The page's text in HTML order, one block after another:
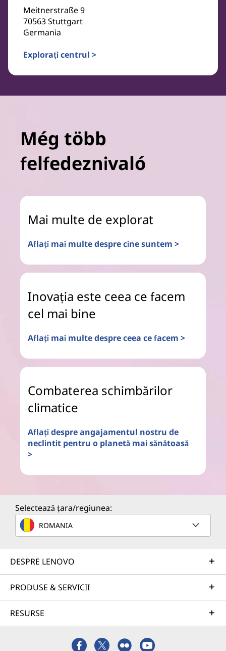
Meitnerstraße 9
70563 Stuttgart
Germania
Explorați centrul >
Még több
felfedeznivaló
Mai multe de explorat
Aflați mai multe despre cine suntem >
Inovația este ceea ce facem
cel mai bine
Aflați mai multe despre ceea ce facem >
Combaterea schimbărilor
climatice
Aflați despre angajamentul nostru de
neclintit pentru o planetă mai sănătoasă
>
Selectează țara/regiunea:
ROMANIA
DESPRE LENOVO
PRODUSE & SERVICII
RESURSE